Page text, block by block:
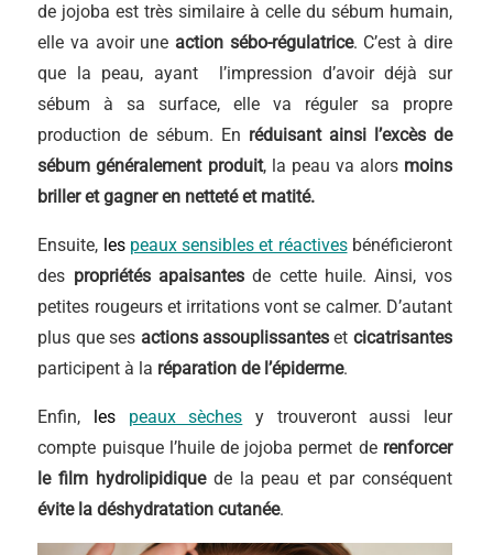
de jojoba est très similaire à celle du sébum humain,
elle va avoir une action sébo-régulatrice. C’est à dire
que la peau, ayant l’impression d’avoir déjà sur
sébum à sa surface, elle va réguler sa propre
production de sébum. En réduisant ainsi l’excès de
sébum généralement produit, la peau va alors moins
briller et gagner en netteté et matité.
Ensuite, les peaux sensibles et réactivesbénéficieront
des propriétés apaisantes de cette huile. Ainsi, vos
petites rougeurs et irritations vont se calmer. D’autant
plus que ses actions assouplissantes et cicatrisantes
participent à la réparation de l’épiderme.
Enfin, les peaux sèches y trouveront aussi leur
compte puisque l’huile de jojoba permet de renforcer
le film hydrolipidiquede la peau et par conséquent
évite la déshydratation cutanée.